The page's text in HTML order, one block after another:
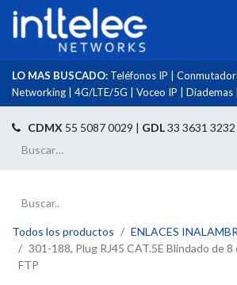
LO MAS BUSCADO: Teléfonos IP
Networking
4G/LTE/5G Voceo IP Diademas
CDMX 55 5087 0029 | GDL33 3631 3232
Todos los productos
ENLACES
301-188, Plug RJ45 CAT.5E Blindado de
FTP